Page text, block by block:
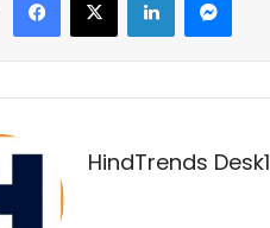
HindTrends Desk1